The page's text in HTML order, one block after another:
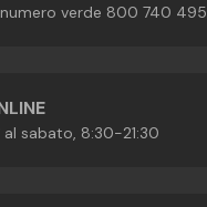
verde 800 740 495
al sabato, 8:30-21:30